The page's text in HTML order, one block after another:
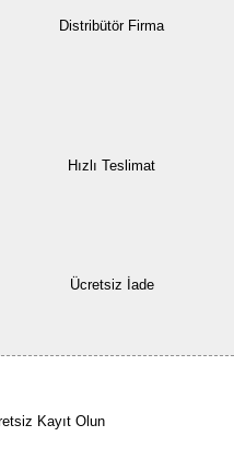
Distribütör Firma
Hızlı Teslimat
Ücretsiz İade
Kayıt Olun